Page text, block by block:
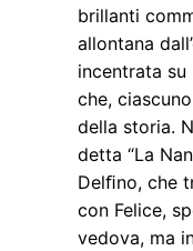
brillanti
allontana
incentrata
che,
della storia.
detta “La
Delﬁno, che
con Felice,
vedova, ma